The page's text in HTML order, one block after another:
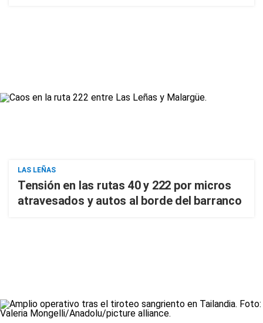
LAS LEÑAS
Tensión en las rutas 40 y 222 por micros
atravesados y autos al borde del barranco